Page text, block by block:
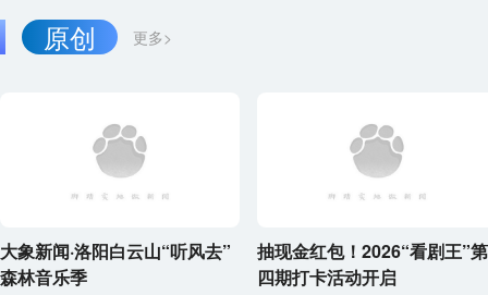
更多>
原创
大象新闻·洛阳白云山“听风去”
森林音乐季
抽现金红包！2026“看剧王”第
四期打卡活动开启